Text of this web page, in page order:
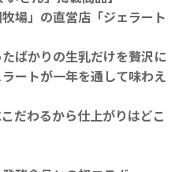
場」 の直営店 「ジェラート
ばかりの生乳だけを贅沢に
ートが一年を通して味わえ
だわるから仕上がりはどこ